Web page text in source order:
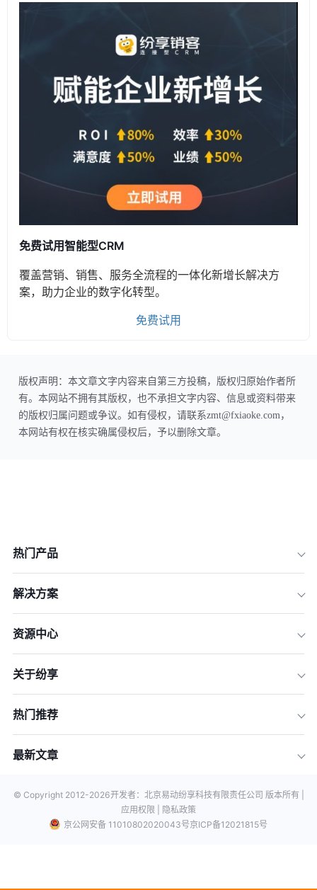
免费试用智能型CRM
覆盖营销、销售、服务全流程的一体化新增长解决方
案，助力企业的数字化转型。
免费试用
版权声明：本文章文字内容来自第三方投稿，版权归原始作者所
有。本网站不拥有其版权，也不承担文字内容、信息或资料带来
的版权归属问题或争议。如有侵权，请联系zmt@fxiaoke.com，
本网站有权在核实确属侵权后，予以删除文章。
热门产品
解决方案
资源中心
关于纷享
热门推荐
最新文章
© Copyright 2012-2026开发者：北京易动纷享科技有限责任公司 版本所有 |
应用权限 |
隐私政策
京公网安备 11010802020043号京ICP备12021815号